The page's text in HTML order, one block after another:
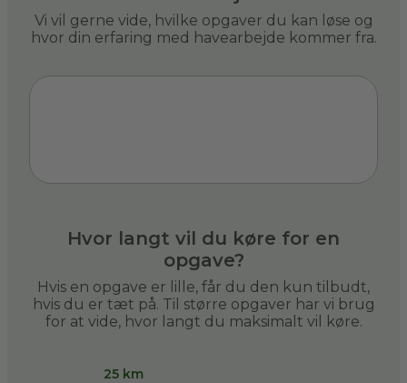
Vi vil gerne vide, hvilke opgaver du kan løse og
hvor din erfaring med havearbejde kommer fra.
Hvor langt vil du køre for en
opgave?
Hvis en opgave er lille, får du den kun tilbudt,
hvis du er tæt på. Til større opgaver har vi brug
for at vide, hvor langt du maksimalt vil køre.
25 km